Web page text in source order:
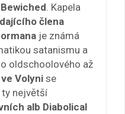
. Kapela
člena
je známá
satanismu a
oldschoolového až
ve Volyni se
největší
alb Diabolical